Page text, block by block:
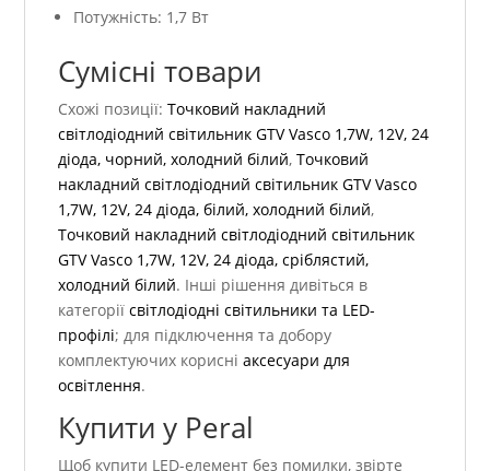
Потужність: 1,7 Вт
Сумісні товари
Схожі позиції:Точковий накладний
світлодіодний світильник GTV Vasco 1,7W, 12V, 24
діода, чорний, холодний білий,Точковий
накладний світлодіодний світильник GTV Vasco
1,7W, 12V, 24 діода, білий, холодний білий,
Точковий накладний світлодіодний світильник
GTV Vasco 1,7W, 12V, 24 діода, сріблястий,
холодний білий. Інші рішення дивіться в
категоріїсвітлодіодні світильники та LED-
профілі; для підключення та добору
комплектуючих корисніаксесуари для
освітлення.
Купити у Peral
Щоб купити LED-елемент без помилки, звірте